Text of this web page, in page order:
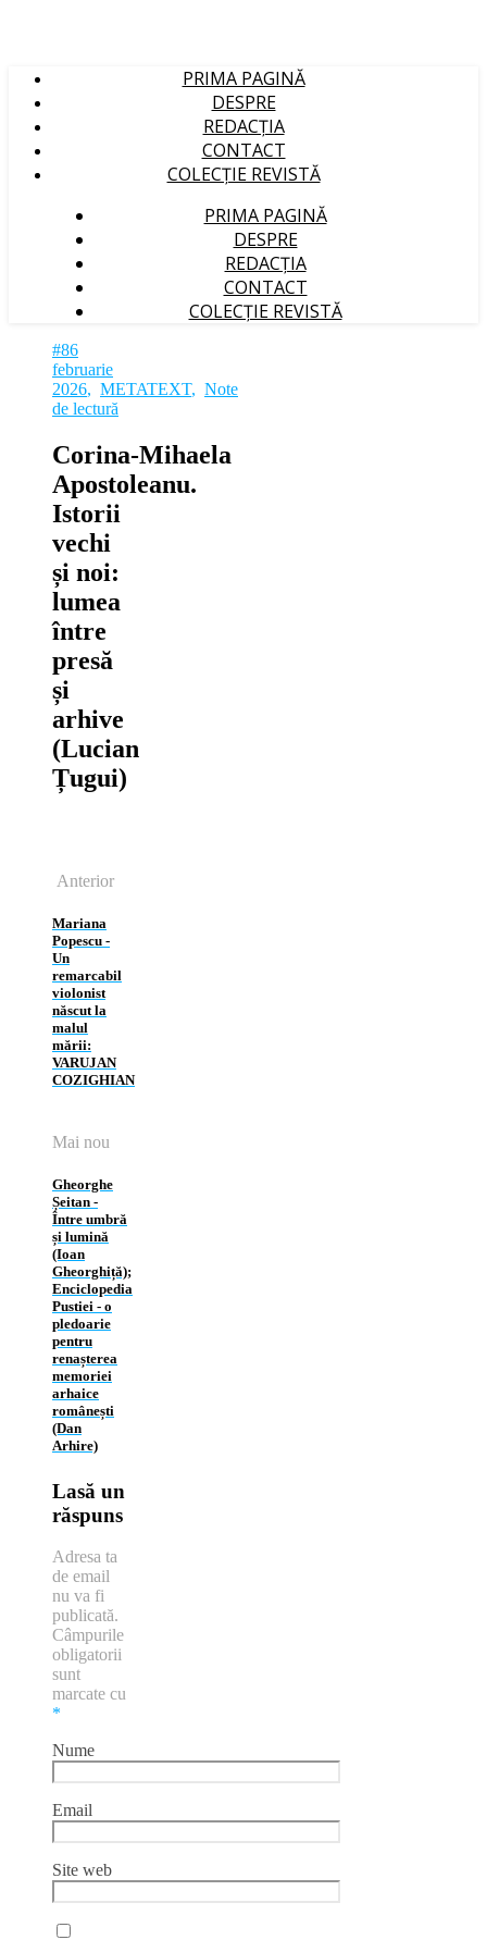
PRIMA PAGINĂ
DESPRE
REDACȚIA
CONTACT
COLECȚIE REVISTĂ
PRIMA PAGINĂ
DESPRE
REDACȚIA
CONTACT
COLECȚIE REVISTĂ
#86
februarie
2026, METATEXT, Note
de lectură
Corina‑Mihaela
Apostoleanu.
Istorii
vechi
și noi:
lumea
între
presă
și
arhive
(Lucian
Țugui)
Anterior
Mariana
Popescu ‑
Un
remarcabil
violonist
născut la
malul
mării:
VARUJAN
COZIGHIAN
Mai nou
Gheorghe
Șeitan ‑
Între umbră
și lumină
(Ioan
Gheorghiță);
Enciclopedia
Pustiei ‑ o
pledoarie
pentru
renașterea
memoriei
arhaice
românești
(Dan
Arhire)
Lasă un
răspuns
Adresa ta
de email
nu va fi
publicată.
Câmpurile
obligatorii
sunt
marcate cu
*
Nume
Email
Site web